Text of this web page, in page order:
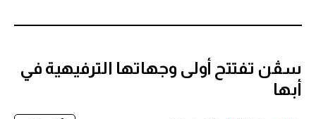
سڤن تفتتح أولى وجهاتها الترفيهية في
أبها